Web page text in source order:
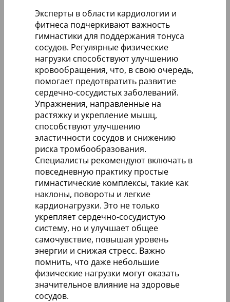
Эксперты в области кардиологии и
фитнеса подчеркивают важность
гимнастики для поддержания тонуса
сосудов. Регулярные физические
нагрузки способствуют улучшению
кровообращения, что, в свою очередь,
помогает предотвратить развитие
сердечно-сосудистых заболеваний.
Упражнения, направленные на
растяжку и укрепление мышц,
способствуют улучшению
эластичности сосудов и снижению
риска тромбообразования.
Специалисты рекомендуют включать в
повседневную практику простые
гимнастические комплексы, такие как
наклоны, повороты и легкие
кардионагрузки. Это не только
укрепляет сердечно-сосудистую
систему, но и улучшает общее
самочувствие, повышая уровень
энергии и снижая стресс. Важно
помнить, что даже небольшие
физические нагрузки могут оказать
значительное влияние на здоровье
сосудов.